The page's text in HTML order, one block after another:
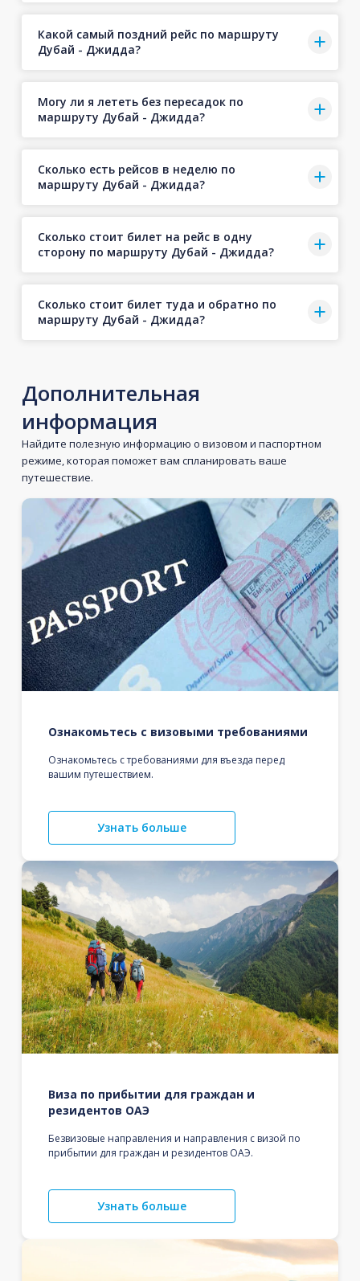
Какой самый поздний рейс по маршруту
Дубай - Джидда?
Могу ли я лететь без пересадок по
маршруту Дубай - Джидда?
Сколько есть рейсов в неделю по
маршруту Дубай - Джидда?
Сколько стоит билет на рейс в одну
сторону по маршруту Дубай - Джидда?
Сколько стоит билет туда и обратно по
маршруту Дубай - Джидда?
Дополнительная
информация
Найдите полезную информацию о визовом и паспортном
режиме, которая поможет вам спланировать ваше
путешествие.
Ознакомьтесь с визовыми требованиями
Ознакомьтесь с требованиями для въезда перед
вашим путешествием.
Узнать больше
Виза по прибытии для граждан и
резидентов ОАЭ
Безвизовые направления и направления с визой по
прибытии для граждан и резидентов ОАЭ.
Узнать больше